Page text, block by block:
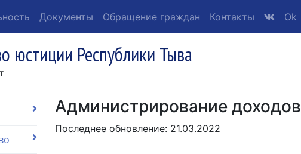
Документы Обращение граждан Контакты Ok
юстиции Республики Тыва
Администрирование доходов
Последнее обновление: 21.03.2022